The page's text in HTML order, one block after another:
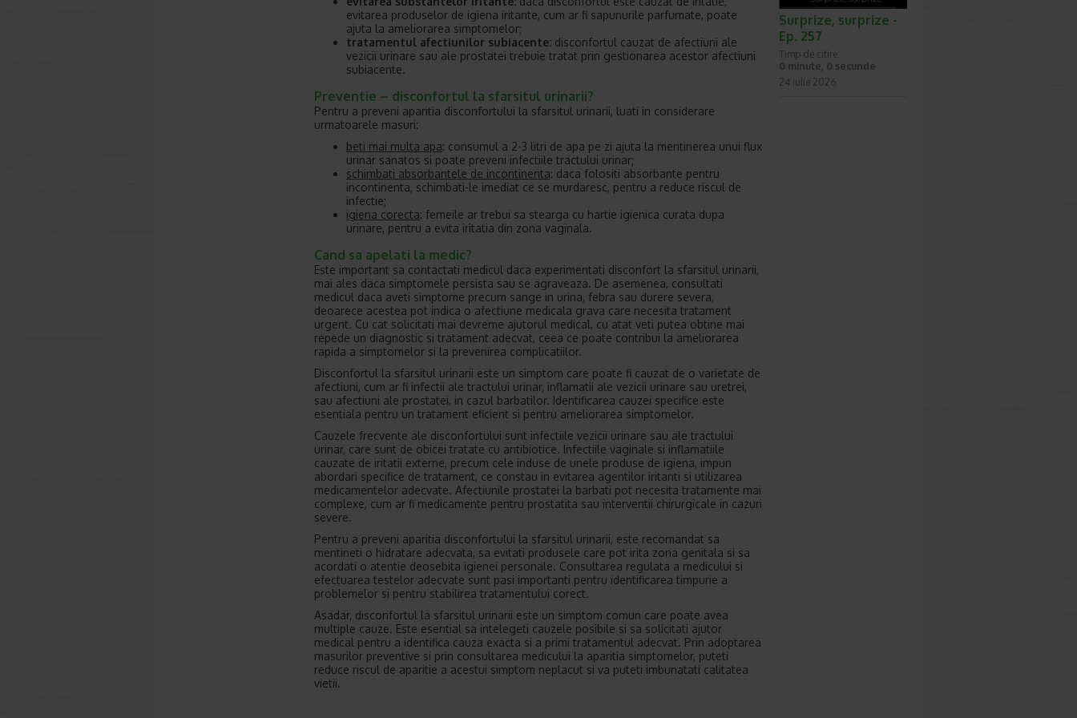
evitarea produselor de igiena iritante, cum ar fi sapunurile parfumate, poate
ajuta la ameliorarea simptomelor;
tratamentul afectiunilor subiacente: disconfortul cauzat de afectiuni ale
vezicii urinare sau ale prostatei trebuie tratat prin gestionarea acestor afectiuni
subiacente.
Preventie – disconfortul la sfarsitul urinarii?
Pentru a preveni aparitia disconfortului la sfarsitul urinarii, luati in considerare
urmatoarele masuri:
beti mai multa apa: consumul a 2-3 litri de apa pe zi ajuta la mentinerea unui flux
urinar sanatos si poate preveni infectiile tractului urinar;
schimbati absorbantele de incontinenta: daca folositi absorbante pentru
incontinenta, schimbati-le imediat ce se murdaresc, pentru a reduce riscul de
infectie;
igiena corecta: femeile ar trebui sa stearga cu hartie igienica curata dupa
urinare, pentru a evita iritatia din zona vaginala.
Cand sa apelati la medic?
Este important sa contactati medicul daca experimentati disconfort la sfarsitul urinarii,
mai ales daca simptomele persista sau se agraveaza. De asemenea, consultati
medicul daca aveti simptome precum sange in urina, febra sau durere severa,
deoarece acestea pot indica o afectiune medicala grava care necesita tratament
urgent. Cu cat solicitati mai devreme ajutorul medical, cu atat veti putea obtine mai
repede un diagnostic si tratament adecvat, ceea ce poate contribui la ameliorarea
rapida a simptomelor si la prevenirea complicatiilor.
Disconfortul la sfarsitul urinarii este un simptom care poate fi cauzat de o varietate de
afectiuni, cum ar fi infectii ale tractului urinar, inflamatii ale vezicii urinare sau uretrei,
sau afectiuni ale prostatei, in cazul barbatilor. Identificarea cauzei specifice este
esentiala pentru un tratament eficient si pentru ameliorarea simptomelor.
Cauzele frecvente ale disconfortului sunt infectiile vezicii urinare sau ale tractului
urinar, care sunt de obicei tratate cu antibiotice. Infectiile vaginale si inflamatiile
cauzate de iritatii externe, precum cele induse de unele produse de igiena, impun
abordari specifice de tratament, ce constau in evitarea agentilor iritanti si utilizarea
medicamentelor adecvate. Afectiunile prostatei la barbati pot necesita tratamente mai
complexe, cum ar fi medicamente pentru prostatita sau interventii chirurgicale in cazuri
severe.
Pentru a preveni aparitia disconfortului la sfarsitul urinarii, este recomandat sa
mentineti o hidratare adecvata, sa evitati produsele care pot irita zona genitala si sa
acordati o atentie deosebita igienei personale. Consultarea regulata a medicului si
efectuarea testelor adecvate sunt pasi importanti pentru identificarea timpurie a
problemelor si pentru stabilirea tratamentului corect.
Asadar, disconfortul la sfarsitul urinarii este un simptom comun care poate avea
multiple cauze. Este esential sa intelegeti cauzele posibile si sa solicitati ajutor
medical pentru a identifica cauza exacta si a primi tratamentul adecvat. Prin adoptarea
masurilor preventive si prin consultarea medicului la aparitia simptomelor, puteti
reduce riscul de aparitie a acestui simptom neplacut si va puteti imbunatati calitatea
vietii.
Surprize, surprize -
Ep. 257
Timp de citire:
0 minute, 0 secunde
24 iulie 2026